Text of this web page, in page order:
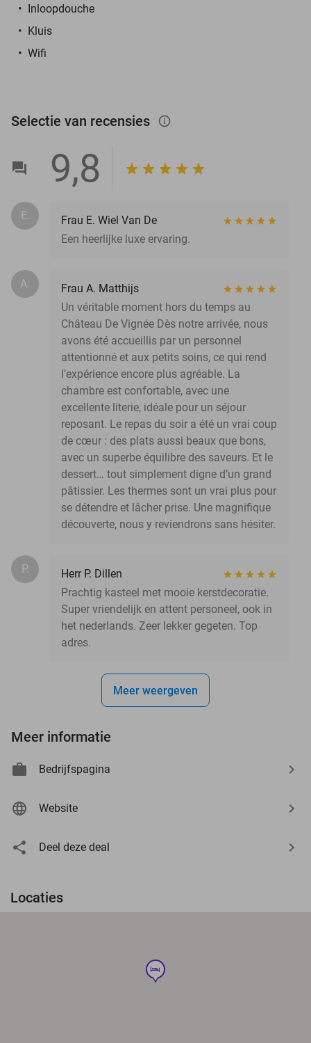
Inloopdouche
Kluis
Wifi
Selectie van recensies info_outlined
9,8
E.
Frau E. Wiel Van De
Een heerlijke luxe ervaring.
A.
Frau A. Matthijs
Un véritable moment hors du temps au
Château De Vignée Dès notre arrivée, nous
avons été accueillis par un personnel
attentionné et aux petits soins, ce qui rend
l’expérience encore plus agréable. La
chambre est confortable, avec une
excellente literie, idéale pour un séjour
reposant. Le repas du soir a été un vrai coup
de cœur : des plats aussi beaux que bons,
avec un superbe équilibre des saveurs. Et le
dessert… tout simplement digne d’un grand
pâtissier. Les thermes sont un vrai plus pour
se détendre et lâcher prise. Une magnifique
découverte, nous y reviendrons sans hésiter.
P.
Herr P. Dillen
Prachtig kasteel met mooie kerstdecoratie.
Super vriendelijk en attent personeel, ook in
het nederlands. Zeer lekker gegeten. Top
adres.
Meer weergeven
Meer informatie
Bedrijfspagina
Website
Deel deze deal
Locaties
hotel